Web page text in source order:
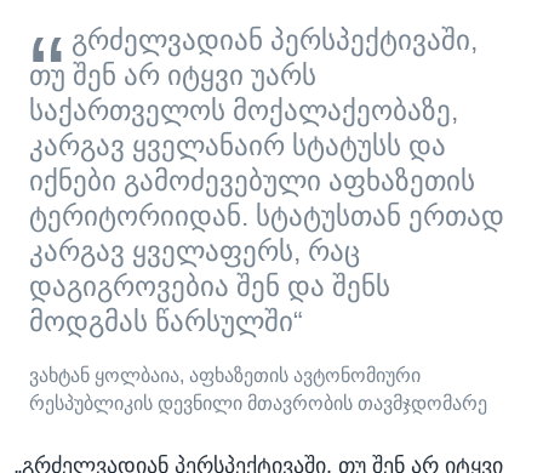
გრძელვადიან პერსპექტივაში,
თუ შენ არ იტყვი უარს
საქართველოს მოქალაქეობაზე,
კარგავ ყველანაირ სტატუსს და
იქნები გამოძევებული აფხაზეთის
ტერიტორიიდან. სტატუსთან ერთად
კარგავ ყველაფერს, რაც
დაგიგროვებია შენ და შენს
მოდგმას წარსულში“
ვახტან ყოლბაია, აფხაზეთის ავტონომიური
რესპუბლიკის დევნილი მთავრობის თავმჯდომარე
„გრძელვადიან პერსპექტივაში, თუ შენ არ იტყვი